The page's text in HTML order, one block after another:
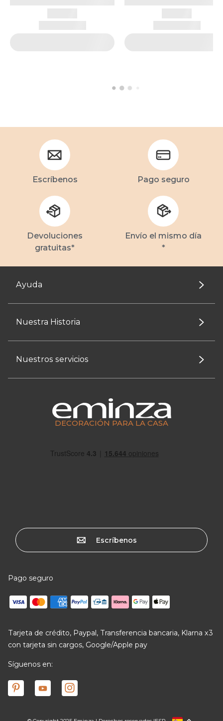
Escríbenos Pago seguro
Devoluciones
gratuitas*
Envío el mismo día
*
Ayuda
Nuestra Historia
Nuestros servicios
DECORACIÓN PARA LA CASA
Escríbenos
Pago seguro
Tarjeta de crédito, Paypal, Transferencia bancaria, Klarna x3
con tarjeta sin cargos, Google/Apple pay
Síguenos en: